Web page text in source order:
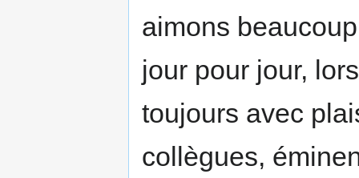
aimons
jour pour jour,
toujours avec
collègues,